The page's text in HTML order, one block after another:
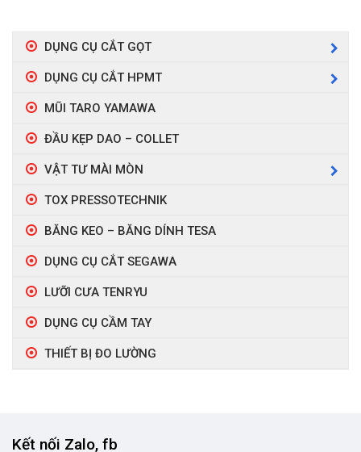
DỤNG CỤ CẮT GỌT
DỤNG CỤ CẮT HPMT
MŨI TARO YAMAWA
ĐẦU KẸP DAO – COLLET
VẬT TƯ MÀI MÒN
TOX PRESSOTECHNIK
BĂNG KEO – BĂNG DÍNH TESA
DỤNG CỤ CẮT SEGAWA
LƯỠI CƯA TENRYU
DỤNG CỤ CẦM TAY
THIẾT BỊ ĐO LƯỜNG
Kết nối Zalo, fb